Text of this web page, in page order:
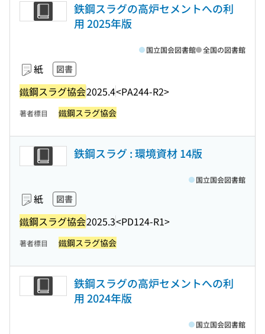
鉄鋼スラグの高炉セメントへの利
用 2025年版
紙 図書
鐵鋼スラグ協会2025.4<PA244-R2>
国立国会図書館 全国の図書館
著者標目 鐵鋼スラグ協会
鉄鋼スラグ : 環境資材 14版
紙 図書
鐵鋼スラグ協会2025.3<PD124-R1>
国立国会図書館
著者標目 鐵鋼スラグ協会
鉄鋼スラグの高炉セメントへの利
用 2024年版
国立国会図書館